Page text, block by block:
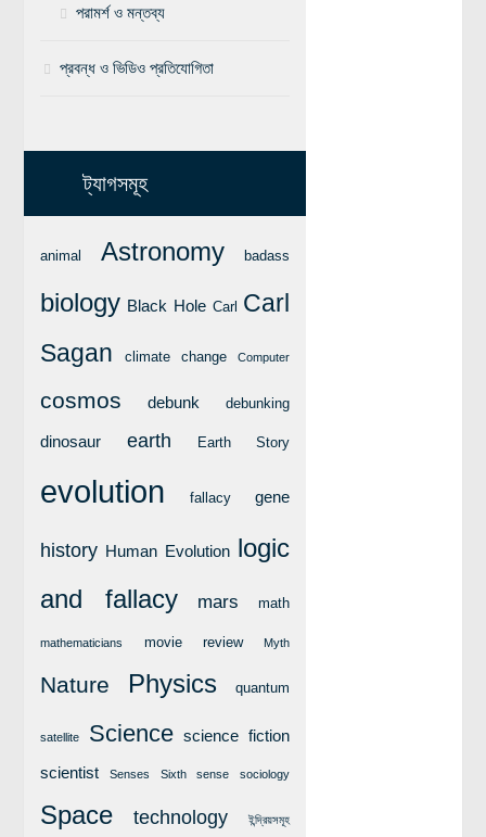
প্রশ্নমালা
বিজ্ঞানযাত্রায় লেখা জমা দেয়ার নির্দেশনাসমূহ
তথ্য ও যোগাযোগ
লক্ষ্য ও উদ্দেশ্য
যোগাযোগ
লজিক এবং ফ্যালাসি
রিভিউ (বই/মুভি/সিরিজ)
পরামর্শ ও মন্তব্য
প্রবন্ধ ও ভিডিও প্রতিযোগিতা
ট্যাগসমূহ
animal Astronomy badass
biology Black Hole Carl Carl
Sagan
climate change Computer
cosmos debunk debunking
dinosaur earth Earth Story
evolution fallacy gene
history Human Evolution logic
and fallacy
mars math
mathematicians movie review Myth
Nature Physics quantum
satellite Science science fiction
scientist Senses Sixth sense sociology
Space technology ইন্দ্রিয়সমূহ